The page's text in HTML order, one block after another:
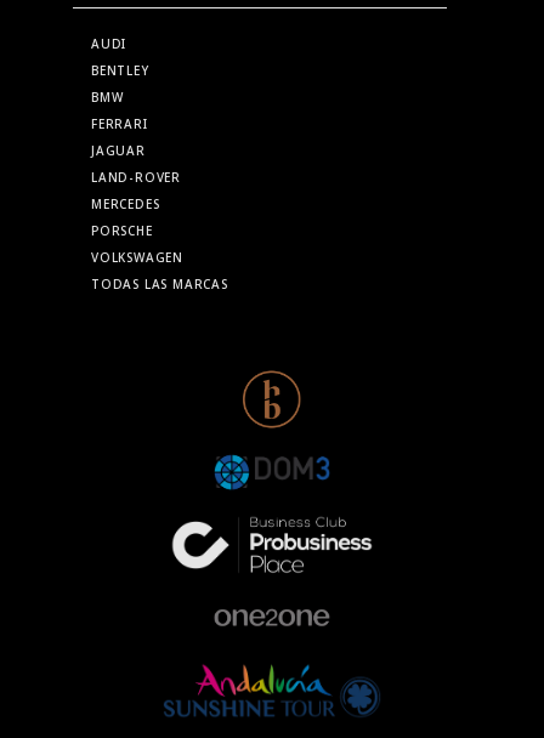
AUDI
BENTLEY
BMW
FERRARI
JAGUAR
LAND-ROVER
MERCEDES
PORSCHE
VOLKSWAGEN
TODAS LAS MARCAS